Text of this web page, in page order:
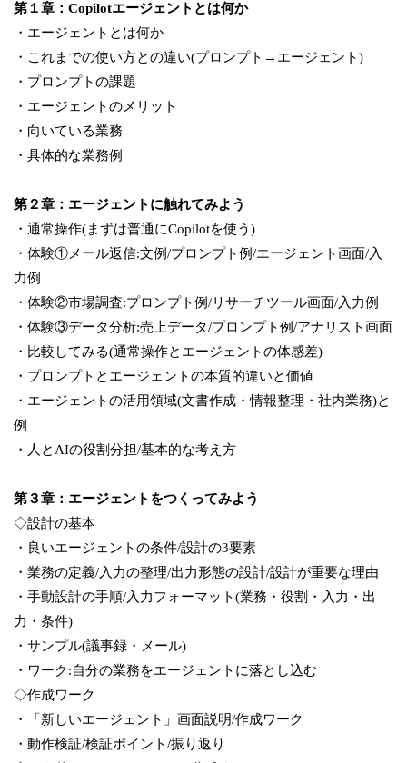
第１章：Copilotエージェントとは何か
・エージェントとは何か
・これまでの使い方との違い(プロンプト→エージェント)
・プロンプトの課題
・エージェントのメリット
・向いている業務
・具体的な業務例
第２章：エージェントに触れてみよう
・通常操作(まずは普通にCopilotを使う)
・体験①メール返信:文例/プロンプト例/エージェント画面/入
力例
・体験②市場調査:プロンプト例/リサーチツール画面/入力例
・体験③データ分析:売上データ/プロンプト例/アナリスト画面
・比較してみる(通常操作とエージェントの体感差)
・プロンプトとエージェントの本質的違いと価値
・エージェントの活用領域(文書作成・情報整理・社内業務)と
例
・人とAIの役割分担/基本的な考え方
第３章：エージェントをつくってみよう
◇設計の基本
・良いエージェントの条件/設計の3要素
・業務の定義/入力の整理/出力形態の設計/設計が重要な理由
・手動設計の手順/入力フォーマット(業務・役割・入力・出
力・条件)
・サンプル(議事録・メール)
・ワーク:自分の業務をエージェントに落とし込む
◇作成ワーク
・「新しいエージェント」画面説明/作成ワーク
・動作検証/検証ポイント/振り返り